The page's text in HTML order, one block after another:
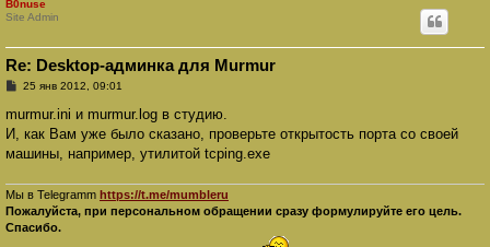
B0nuse
Site Admin
Re: Desktop-админка для Murmur
С
о
щ
е
е
25 янв 2012, 09:01
murmur.ini и murmur.log в студию.
И, как Вам уже было сказано, проверьте открытость порта со своей
машины, например, утилитой tcping.exe
Мы в Telegramm https://t.me/mumbleru
Пожалуйста, при персональном обращении сразу формулируйте его цель.
Спасибо.